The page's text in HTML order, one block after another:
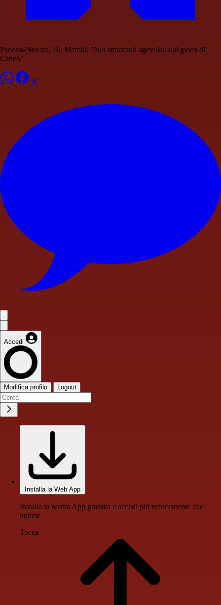
Padova-Novara, De Marchi: "Noi attaccanti agevolati dal gioco di
Caneo"
Accedi
Modifica profilo Logout
Installa la Web App
Installa la nostra App gratuita e accedi più velocemente alle
notizie
Tocca